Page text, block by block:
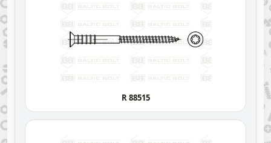
R 88515